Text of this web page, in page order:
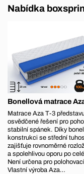
Nabídka
Bonellová matrace
Matrace Aza T-3
osvědčené řešení pro
stabilní spánek. Díky
konstrukci se střední
zajišťuje rovnoměrné
a spolehlivou oporu po
Není určena pro
Vlastní výroba Aza…